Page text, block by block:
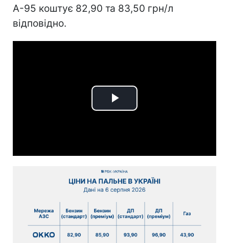
А-95 коштує 82,90 та 83,50 грн/л
відповідно.
Play